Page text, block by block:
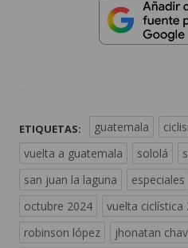
ETIQUETAS: guatemala
vuelta a guatemala
sololá
san juan la laguna
especiales
octubre 2024
vuelta ciclística
robinson lópez
jhonatan